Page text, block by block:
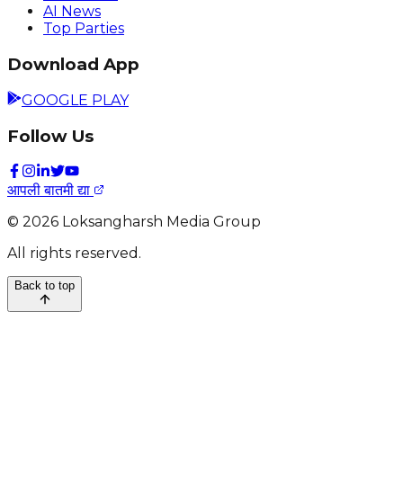
AI News
Top Parties
Download App
GOOGLE PLAY
Follow Us
आपली बातमी द्या
© 2026 Loksangharsh Media Group
All rights reserved.
Back to top